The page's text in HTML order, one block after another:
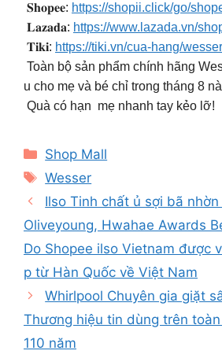
️ 𝐒𝐡𝐨𝐩𝐞𝐞: https://shopii.click/go/
️ 𝐋𝐚𝐳𝐚𝐝𝐚: https://www.lazada.vn/
️ 𝐓𝐢𝐤𝐢: https://tiki.vn/cua-hang/
Toàn bộ sản phẩm chính hãng
u cho mẹ và bé chỉ trong tháng 8
Quà có hạn mẹ nhanh tay kẻo lỡ!
Categories
Shop Mall
Tags
Wesser
Ilso Tinh chất ủ sợi bã nhờn
Oliveyoung, Hwahae Awards
Do Shopee ilso Vietnam được
p từ Hàn Quốc về Việt Nam
Whirlpool Chuyên gia giặt
Thương hiệu tin dùng trên
110 năm